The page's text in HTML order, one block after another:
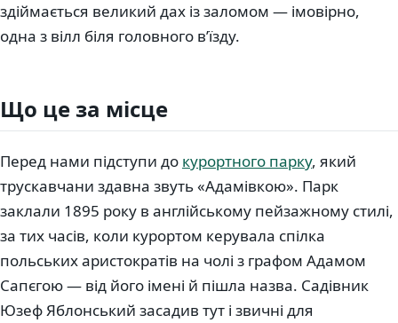
здіймається великий дах із заломом — імовірно,
одна з вілл біля головного в’їзду.
Що це за місце
Перед нами підступи до курортного парку, який
трускавчани здавна звуть «Адамівкою». Парк
заклали 1895 року в англійському пейзажному стилі,
за тих часів, коли курортом керувала спілка
польських аристократів на чолі з графом Адамом
Сапєгою — від його імені й пішла назва. Садівник
Юзеф Яблонський засадив тут і звичні для